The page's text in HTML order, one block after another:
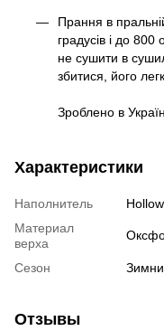
Прання в
градусів і до 800
не сушити в
збитися, його
Зроблено в
Характеристики
Наполнитель
Материал
верха
Сезон
Отзывы